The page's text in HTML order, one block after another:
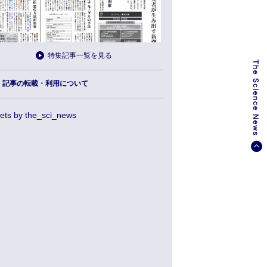
特集記事一覧を見る
記事の転載・利用について
by the_sci_news